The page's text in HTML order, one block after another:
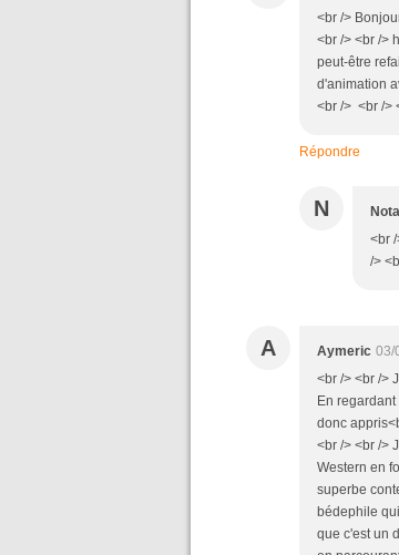
<br />
<br /> <br />
peut-être
d'animation
<br /> <br />
Répondre
N
<br
/>
A Aymeric 03/
<br /> <br />
En
donc
<br /> <br />
Western en
superbe
bédephile
que c'est un